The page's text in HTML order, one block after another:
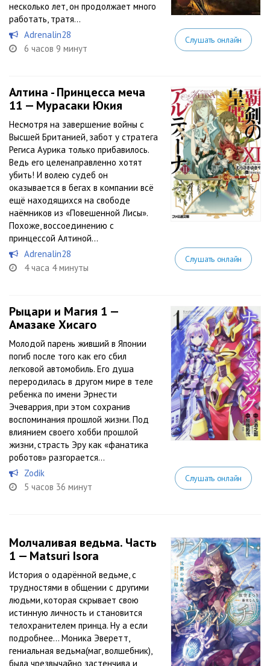
несколько лет, он продолжает много
работать, тратя...
Adrenalin28
6 часов 9 минут
Слушать онлайн
Алтина - Принцесса меча
11 — Мурасаки Юкия
Несмотря на завершение войны с
Высшей Британией, забот у стратега
Региса Аурика только прибавилось.
Ведь его целенаправленно хотят
убить! И волею судеб он
оказывается в бегах в компании всё
ещё находящихся на свободе
наёмников из «Повешенной Лисы».
Похоже, воссоединению с
принцессой Алтиной...
Adrenalin28
4 часа 4 минуты
Слушать онлайн
Рыцари и Магия 1 —
Амазаке Хисаго
Молодой парень живший в Японии
погиб после того как его сбил
легковой автомобиль. Его душа
переродилась в другом мире в теле
ребенка по имени Эрнести
Эчеваррия, при этом сохранив
воспоминания прошлой жизни. Под
влиянием своего хобби прошлой
жизни, страсть Эру как «фанатика
роботов» разгорается...
Zodik
5 часов 36 минут
Слушать онлайн
Молчаливая ведьма. Часть
1 — Matsuri Isora
История о одарённой ведьме, с
трудностями в общении с другими
людьми, которая скрывает свою
истинную личность и становится
телохранителем принца. Ну а если
подробнее… Моника Эверетт,
гениальная ведьма(маг, волшебник),
была чрезвычайно застенчива и